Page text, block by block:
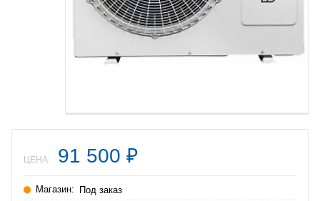
ЦЕНА: 91 500 ₽
Магазин: Под заказ